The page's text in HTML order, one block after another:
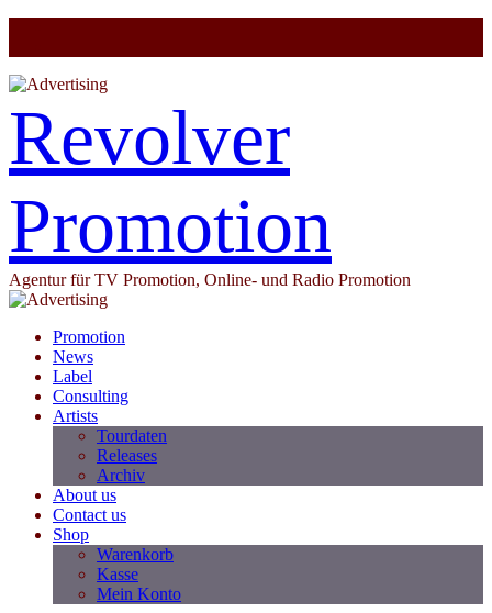
Revolver
Promotion
Agentur für TV Promotion, Online- und Radio Promotion
Promotion
News
Label
Consulting
Artists
Tourdaten
Releases
Archiv
About us
Contact us
Shop
Warenkorb
Kasse
Mein Konto